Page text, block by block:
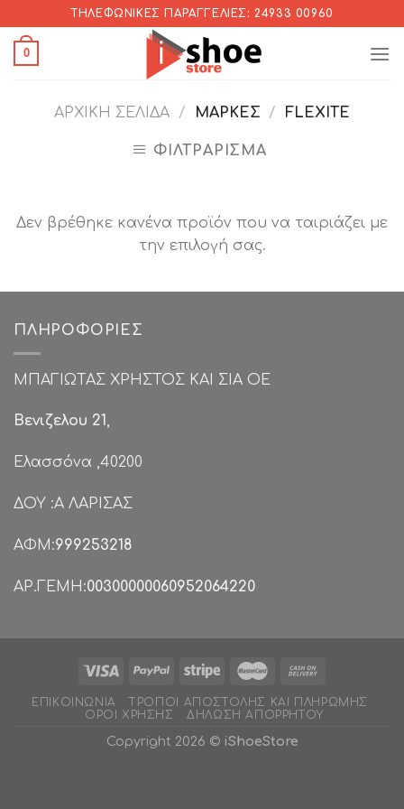
to
content
ΤΗΛΕΦΩΝΙΚΈΣ ΠΑΡΑΓΓΕΛΊΕΣ: 24933 00960
0
ΑΡΧΙΚΉ ΣΕΛΊΔΑ / ΜΆΡΚΕΣ / FLEXITE
ΦΙΛΤΡΆΡΙΣΜΑ
Δεν βρέθηκε κανένα προϊόν που να ταιριάζει με
την επιλογή σας.
ΠΛΗΡΟΦΟΡΊΕΣ
ΜΠΑΓΙΩΤΑΣ ΧΡΗΣΤΟΣ ΚΑΙ ΣΙΑ ΟΕ
Βενιζελου 21,
Ελασσόνα ,40200
ΔΟΥ :Α ΛΑΡΙΣΑΣ
ΑΦΜ:999253218
ΑΡ.ΓΕΜΗ:00300000060952064220
ΕΠΙΚΟΙΝΩΝΊΑ
ΤΡΌΠΟΙ ΑΠΟΣΤΟΛΉΣ ΚΑΙ ΠΛΗΡΩΜΉΣ
ΌΡΟΙ ΧΡΉΣΗΣ
ΔΉΛΩΣΗ ΑΠΟΡΡΉΤΟΥ
Copyright 2026 © iShoeStore